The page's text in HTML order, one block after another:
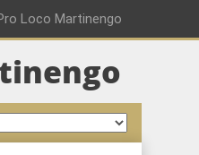
Loco Martinengo